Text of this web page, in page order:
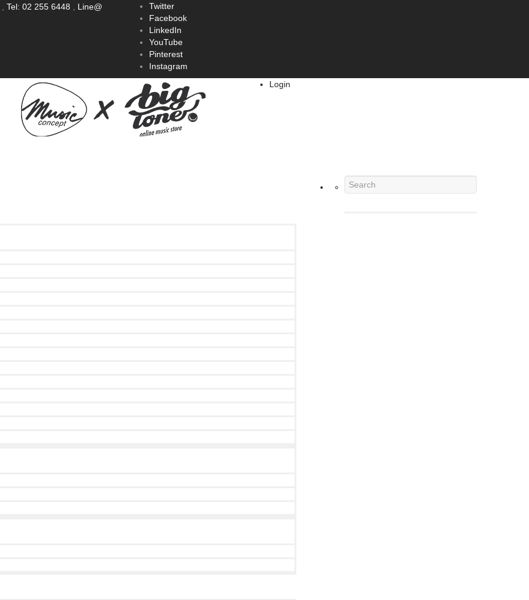
Tel: 02 255 6448 Line@
Twitter
Facebook
LinkedIn
YouTube
Pinterest
Instagram
Login